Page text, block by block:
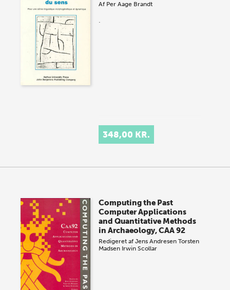
Af Per Aage Brandt
.
348,00 KR.
Computing the Past
Computer Applications
and Quantitative Methods
in Archaeology, CAA 92
Redigeret afJens Andresen Torsten
Madsen Irwin Scollar